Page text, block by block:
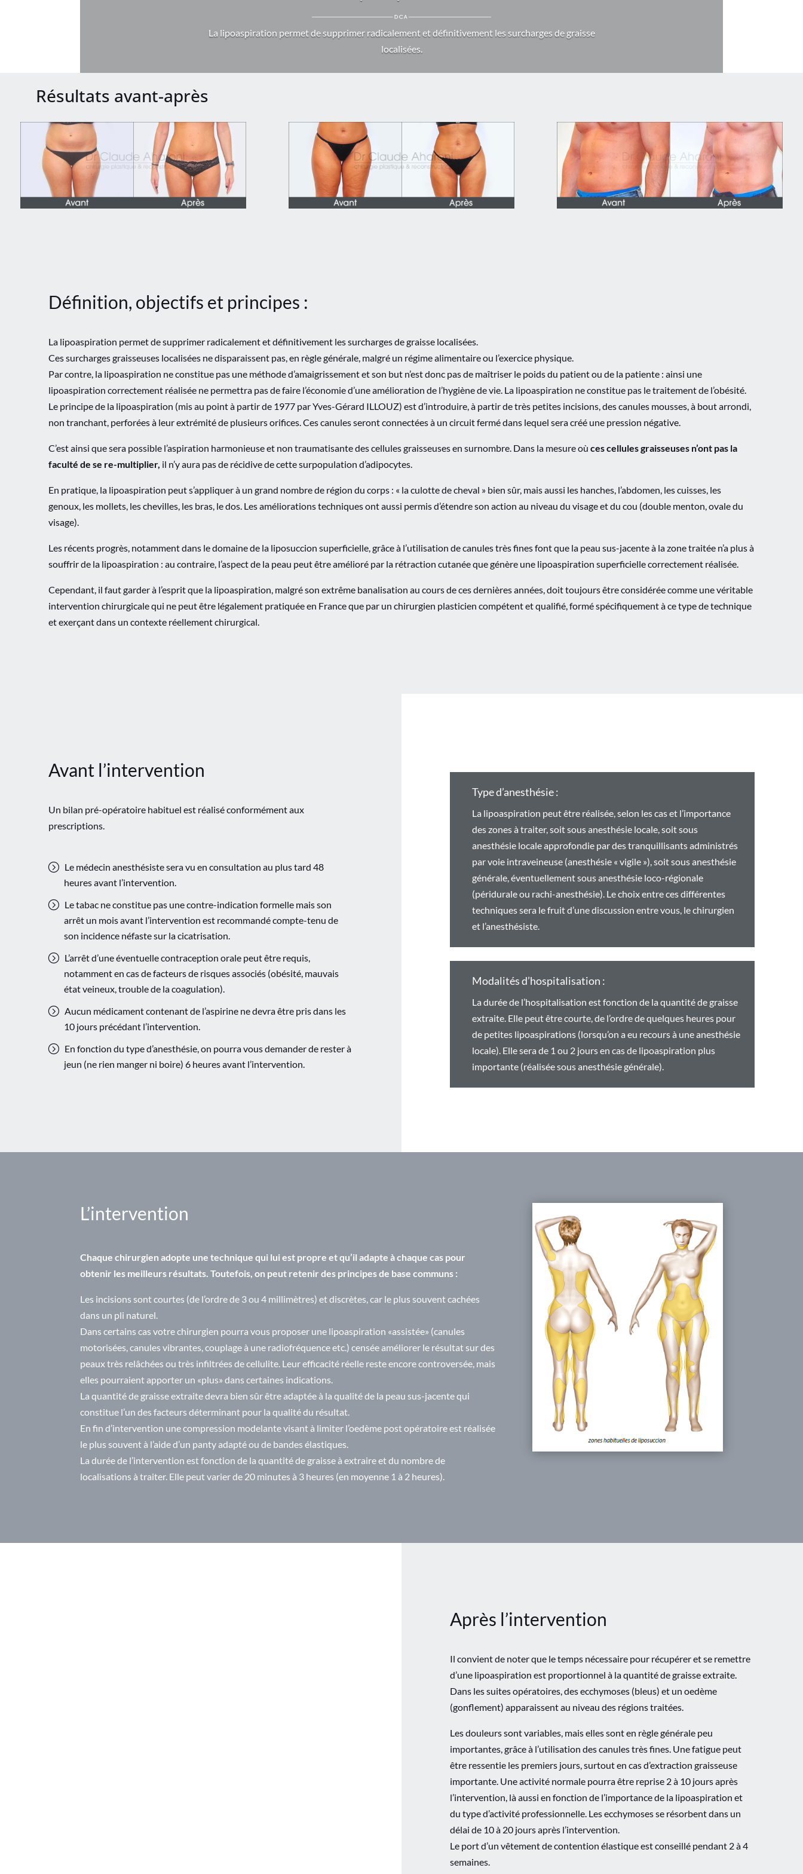
La lipoaspiration permet de supprimer radicalement et définitivement les surcharges de graisse
localisées.
Résultats avant-après
Définition, objectifs et principes :
La lipoaspiration permet de supprimer radicalement et définitivement les surcharges de graisse localisées.
Ces surcharges graisseuses localisées ne disparaissent pas, en règle générale, malgré un régime alimentaire ou l’exercice physique.
Par contre, la lipoaspiration ne constitue pas une méthode d’amaigrissement et son but n’est donc pas de maîtriser le poids du patient ou de la patiente : ainsi une
lipoaspiration correctement réalisée ne permettra pas de faire l’économie d’une amélioration de l’hygiène de vie. La lipoaspiration ne constitue pas le traitement de l’obésité.
Le principe de la lipoaspiration (mis au point à partir de 1977 par Yves-Gérard ILLOUZ) est d’introduire, à partir de très petites incisions, des canules mousses, à bout arrondi,
non tranchant, perforées à leur extrémité de plusieurs orifices. Ces canules seront connectées à un circuit fermé dans lequel sera créé une pression négative.
C’est ainsi que sera possible l’aspiration harmonieuse et non traumatisante des cellules graisseuses en surnombre. Dans la mesure où ces cellules graisseuses n’ont pas la
faculté de se re-multiplier, il n’y aura pas de récidive de cette surpopulation d’adipocytes.
En pratique, la lipoaspiration peut s’appliquer à un grand nombre de région du corps : « la culotte de cheval » bien sûr, mais aussi les hanches, l’abdomen, les cuisses, les
genoux, les mollets, les chevilles, les bras, le dos. Les améliorations techniques ont aussi permis d’étendre son action au niveau du visage et du cou (double menton, ovale du
visage).
Les récents progrès, notamment dans le domaine de la liposuccion superficielle, grâce à l’utilisation de canules très fines font que la peau sus-jacente à la zone traitée n’a plus à
souffrir de la lipoaspiration : au contraire, l’aspect de la peau peut être amélioré par la rétraction cutanée que génère une lipoaspiration superficielle correctement réalisée.
Cependant, il faut garder à l’esprit que la lipoaspiration, malgré son extrême banalisation au cours de ces dernières années, doit toujours être considérée comme une véritable
intervention chirurgicale qui ne peut être légalement pratiquée en France que par un chirurgien plasticien compétent et qualifié, formé spécifiquement à ce type de technique
et exerçant dans un contexte réellement chirurgical.
Avant l’intervention
Un bilan pré-opératoire habituel est réalisé conformément aux
prescriptions.
Le médecin anesthésiste sera vu en consultation au plus tard 48
heures avant l’intervention.
Le tabac ne constitue pas une contre-indication formelle mais son
arrêt un mois avant l’intervention est recommandé compte-tenu de
son incidence néfaste sur la cicatrisation.
L’arrêt d’une éventuelle contraception orale peut être requis,
notamment en cas de facteurs de risques associés (obésité, mauvais
état veineux, trouble de la coagulation).
Aucun médicament contenant de l’aspirine ne devra être pris dans les
10 jours précédant l’intervention.
En fonction du type d’anesthésie, on pourra vous demander de rester à
jeun (ne rien manger ni boire) 6 heures avant l’intervention.
Type d’anesthésie :
La lipoaspiration peut être réalisée, selon les cas et l’importance
des zones à traiter, soit sous anesthésie locale, soit sous
anesthésie locale approfondie par des tranquillisants administrés
par voie intraveineuse (anesthésie « vigile »), soit sous anesthésie
générale, éventuellement sous anesthésie loco-régionale
(péridurale ou rachi-anesthésie). Le choix entre ces différentes
techniques sera le fruit d’une discussion entre vous, le chirurgien
et l’anesthésiste.
Modalités d’hospitalisation :
La durée de l’hospitalisation est fonction de la quantité de graisse
extraite. Elle peut être courte, de l’ordre de quelques heures pour
de petites lipoaspirations (lorsqu’on a eu recours à une anesthésie
locale). Elle sera de 1 ou 2 jours en cas de lipoaspiration plus
importante (réalisée sous anesthésie générale).
L’intervention
Chaque chirurgien adopte une technique qui lui est propre et qu’il adapte à chaque cas pour
obtenir les meilleurs résultats. Toutefois, on peut retenir des principes de base communs :
Les incisions sont courtes (de l’ordre de 3 ou 4 millimètres) et discrètes, car le plus souvent cachées
dans un pli naturel.
Dans certains cas votre chirurgien pourra vous proposer une lipoaspiration «assistée» (canules
motorisées, canules vibrantes, couplage à une radiofréquence etc.) censée améliorer le résultat sur des
peaux très relâchées ou très infiltrées de cellulite. Leur efficacité réelle reste encore controversée, mais
elles pourraient apporter un «plus» dans certaines indications.
La quantité de graisse extraite devra bien sûr être adaptée à la qualité de la peau sus-jacente qui
constitue l’un des facteurs déterminant pour la qualité du résultat.
En fin d’intervention une compression modelante visant à limiter l’oedème post opératoire est réalisée
le plus souvent à l’aide d’un panty adapté ou de bandes élastiques.
La durée de l’intervention est fonction de la quantité de graisse à extraire et du nombre de
localisations à traiter. Elle peut varier de 20 minutes à 3 heures (en moyenne 1 à 2 heures).
Après l’intervention
Il convient de noter que le temps nécessaire pour récupérer et se remettre
d’une lipoaspiration est proportionnel à la quantité de graisse extraite.
Dans les suites opératoires, des ecchymoses (bleus) et un oedème
(gonflement) apparaissent au niveau des régions traitées.
Les douleurs sont variables, mais elles sont en règle générale peu
importantes, grâce à l’utilisation des canules très fines. Une fatigue peut
être ressentie les premiers jours, surtout en cas d’extraction graisseuse
importante. Une activité normale pourra être reprise 2 à 10 jours après
l’intervention, là aussi en fonction de l’importance de la lipoaspiration et
du type d’activité professionnelle. Les ecchymoses se résorbent dans un
délai de 10 à 20 jours après l’intervention.
Le port d’un vêtement de contention élastique est conseillé pendant 2 à 4
semaines.